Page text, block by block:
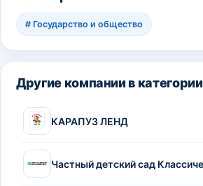
# Государство и общество
Другие компании в категории
КАРАПУЗ ЛЕНД